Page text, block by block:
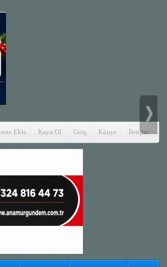
Ekle Kayıt Ol Giriş Künye İletişim